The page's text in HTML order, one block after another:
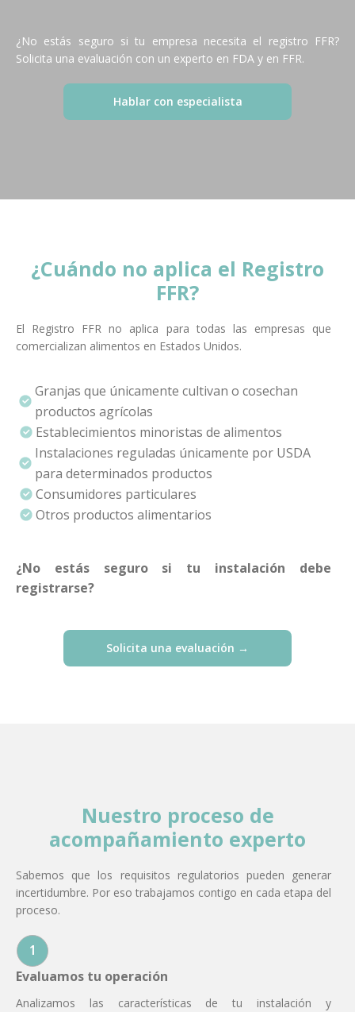
¿No estás seguro si tu empresa necesita el registro FFR?
Solicita una evaluación con un experto en FDA y en FFR.
Hablar con especialista
¿Cuándo no aplica el Registro
FFR?
El Registro FFR no aplica para todas las empresas que
comercializan alimentos en Estados Unidos.
Granjas que únicamente cultivan o cosechan
productos agrícolas
Establecimientos minoristas de alimentos
Instalaciones reguladas únicamente por USDA
para determinados productos
Consumidores particulares
Otros productos alimentarios
¿No estás seguro si tu instalación debe
registrarse?
Solicita una evaluación →
Nuestro proceso de
acompañamiento experto
Sabemos que los requisitos regulatorios pueden generar
incertidumbre. Por eso trabajamos contigo en cada etapa del
proceso.
1
Evaluamos tu operación
Analizamos las características de tu instalación y